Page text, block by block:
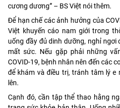
cương dương” – BS Việt nói thêm.
Để hạn chế các ảnh hưởng của
Việt khuyến cáo nam giới trong
uống đầy đủ dinh dưỡng, nghỉ ngơi
mất sức. Nếu gặp phải những
COVID-19, bệnh nhân nên đến các
để khám và điều trị, tránh tâm lý e
lên.
Cạnh đó, cần tập thể thao hằng